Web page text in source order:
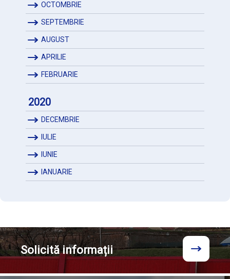
OCTOMBRIE
SEPTEMBRIE
AUGUST
APRILIE
FEBRUARIE
2020
DECEMBRIE
IULIE
IUNIE
IANUARIE
Solicităinformații